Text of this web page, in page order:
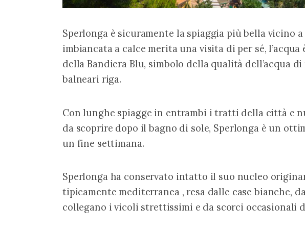
Sperlonga è sicuramente la spiaggia più bella vicino
imbiancata a calce merita una visita di per sé,
della Bandiera Blu, simbolo della qualità dell’acqua
balneari riga.
Con lunghe spiagge in entrambi i tratti della città e
da scoprire dopo il bagno di sole, Sperlonga è un
un fine settimana.
Sperlonga ha conservato intatto il suo nucleo
tipicamente mediterranea , resa dalle case bianche,
collegano i vicoli strettissimi e da scorci occasionali